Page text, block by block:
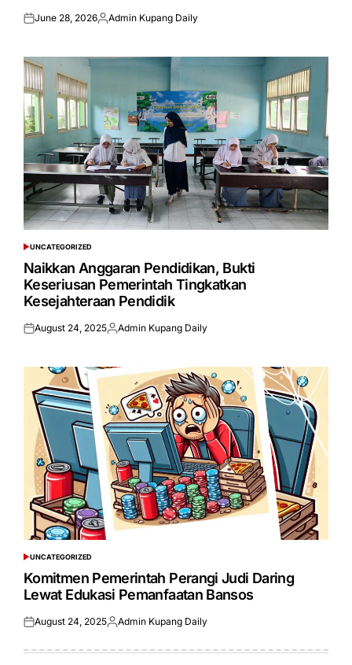
Posted
June 28, 2026Posted
Admin Kupang Daily
POSTED
IN
UNCATEGORIZED
Naikkan Anggaran Pendidikan, Bukti
Keseriusan Pemerintah Tingkatkan
Kesejahteraan Pendidik
Posted
August 24, 2025Posted
Admin Kupang Daily
POSTED
IN
UNCATEGORIZED
Komitmen Pemerintah Perangi Judi Daring
Lewat Edukasi Pemanfaatan Bansos
Posted
August 24, 2025Posted
Admin Kupang Daily